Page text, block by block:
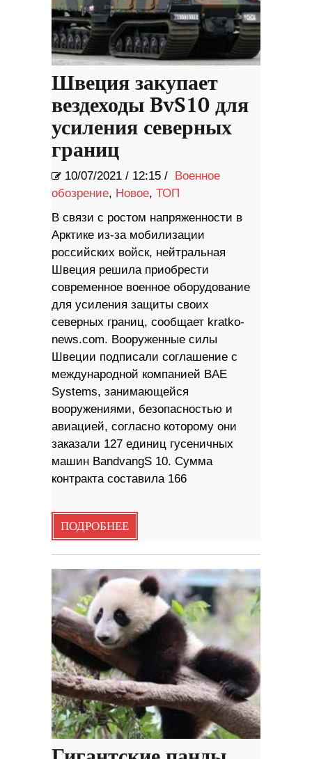
Швеция закупает
вездеходы BvS10 для
усиления северных
границ
10/07/2021 / 12:15 /
Военное
обозрение, Новое, ТОП
В связи с ростом напряженности в
Арктике из-за мобилизации
российских войск, нейтральная
Швеция решила приобрести
современное военное оборудование
для усиления защиты своих
северных границ, сообщает kratko-
news.com. Вооруженные силы
Швеции подписали соглашение с
международной компанией BAE
Systems, занимающейся
вооружениями, безопасностью и
авиацией, согласно которому они
заказали 127 единиц гусеничных
машин BandvangS 10. Cумма
контракта составила 166
ПОДРОБНЕЕ